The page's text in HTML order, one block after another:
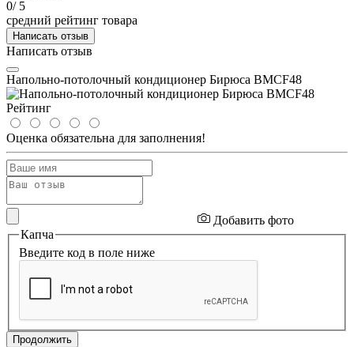
0/ 5
средний рейтинг товара
Написать отзыв
Написать отзыв
Напольно-потолочный кондиционер Бирюса BMCF48
Рейтинг
Оценка обязательна для заполнения!
Добавить фото
Капча
Введите код в поле ниже
Продолжить